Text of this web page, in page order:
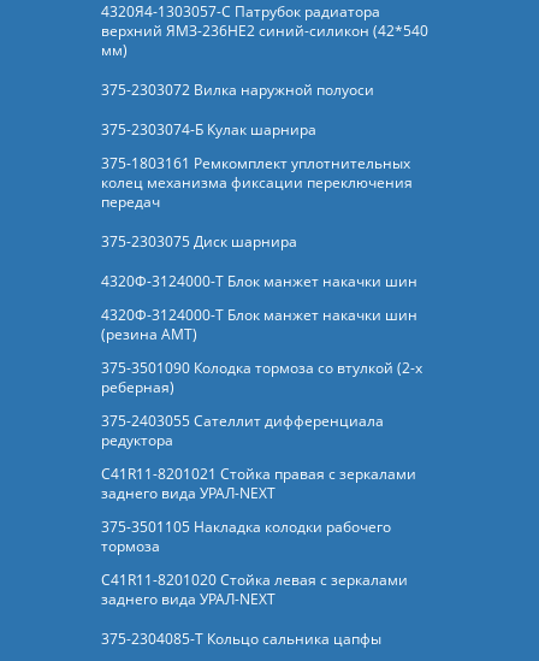
4320Я4-1303057-С Патрубок радиатора
верхний ЯМЗ-236НЕ2 синий-силикон (42*540
мм)
375-2303072 Вилка наружной полуоси
375-2303074-Б Кулак шарнира
375-1803161 Ремкомплект уплотнительных
колец механизма фиксации переключения
передач
375-2303075 Диск шарнира
4320Ф-3124000-Т Блок манжет накачки шин
4320Ф-3124000-Т Блок манжет накачки шин
(резина АМТ)
375-3501090 Колодка тормоза со втулкой (2-х
реберная)
375-2403055 Сателлит дифференциала
редуктора
C41R11-8201021 Стойка правая с зеркалами
заднего вида УРАЛ-NEXT
375-3501105 Накладка колодки рабочего
тормоза
C41R11-8201020 Стойка левая с зеркалами
заднего вида УРАЛ-NEXT
375-2304085-Т Кольцо сальника цапфы